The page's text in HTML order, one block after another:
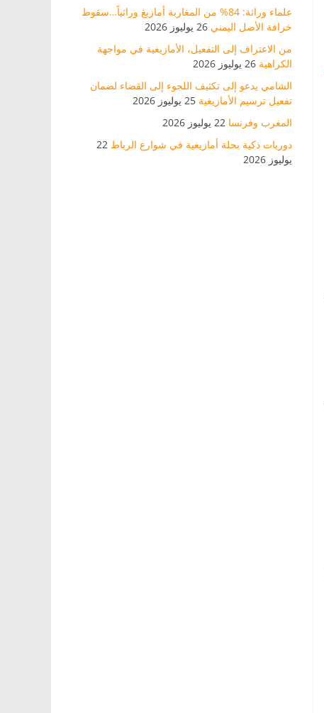
علماء وراثة: 84% من المغاربة أمازيغ وراثياً…سقوط
خرافة الأصل اليمني 26 يوليوز 2026
من الاعتراف إلى التفعيل، الأمازيغية في مواجهة
الكراهية 26 يوليوز 2026
الشامي يدعو إلى تكثيف اللجوء إلى القضاء لضمان
تفعيل ترسيم الأمازيغية 25 يوليوز 2026
المغرب وفرنسا 22 يوليوز 2026
دوريات ذكية بحلة أمازيغية في شوارع الرباط 22
يوليوز 2026